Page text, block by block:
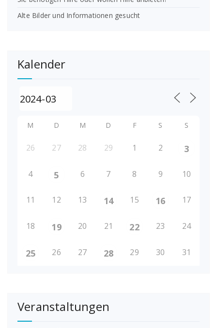
Alte Bilder und Informationen gesucht
Kalender
M D M D F S S
26 27 28 29 1 2 3
4 5 6 7 8 9 10
11 12 13 14 15 16 17
18 19 20 21 22 23 24
25 26 27 28 29 30 31
Veranstaltungen